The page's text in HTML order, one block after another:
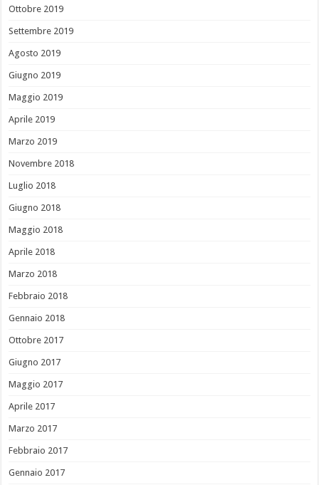
Ottobre 2019
Settembre 2019
Agosto 2019
Giugno 2019
Maggio 2019
Aprile 2019
Marzo 2019
Novembre 2018
Luglio 2018
Giugno 2018
Maggio 2018
Aprile 2018
Marzo 2018
Febbraio 2018
Gennaio 2018
Ottobre 2017
Giugno 2017
Maggio 2017
Aprile 2017
Marzo 2017
Febbraio 2017
Gennaio 2017